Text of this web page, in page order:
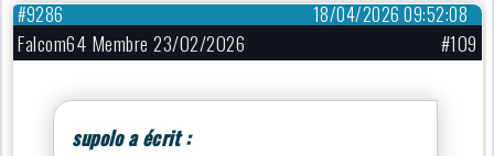
18/04/2026 09:52:08
#9286
Falcom64 Membre 23/02/2026 #109
supolo a écrit :